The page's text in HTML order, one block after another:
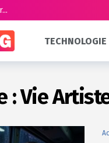
TECHNOLOGIE
:Vie